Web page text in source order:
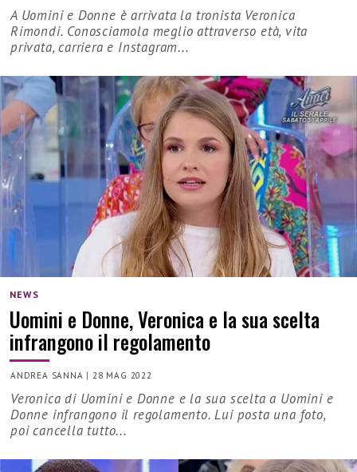
A Uomini e Donne è arrivata la tronista Veronica
Rimondi. Conosciamola meglio attraverso età, vita
privata, carriera e Instagram...
NEWS
Uomini e Donne, Veronica e la sua scelta
infrangono il regolamento
ANDREA SANNA | 28 MAG 2022
Veronica di Uomini e Donne e la sua scelta a Uomini e
Donne infrangono il regolamento. Lui posta una foto,
poi cancella tutto...